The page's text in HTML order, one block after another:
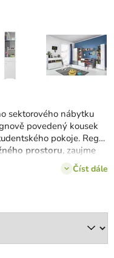
sektorového nábytku
povedený kousek
pokoje. Regál
prostoru, zaujme
. K dispozici ve 2Číst dále